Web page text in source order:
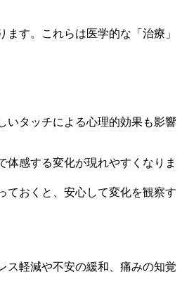
す。これらは医学的な「治療」
いタッチによる心理的効果も影響
感する変化が現れやすくなりま
ておくと、安心して変化を観察す
ス軽減や不安の緩和、痛みの知覚